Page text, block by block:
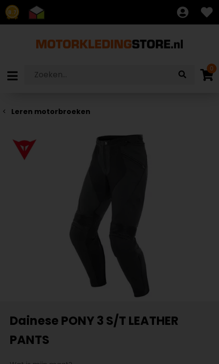
8.7
0
Leren motorbroeken
Dainese PONY 3 S/T LEATHER
PANTS